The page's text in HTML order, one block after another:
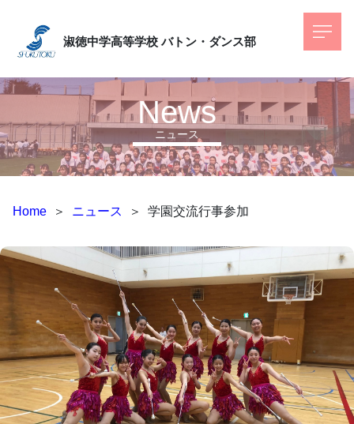
淑徳中学高等学校 バトン・ダンス部
ニュース
News
Home ＞ ニュース ＞ 学園交流行事参加